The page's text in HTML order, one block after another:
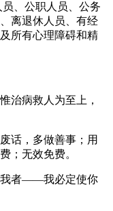
、公职人员、公务
离退休人员、有经
所有心理障碍和精
治病救人为至上，
话，多做善事；用
；无效免费。
我者——我必定使你